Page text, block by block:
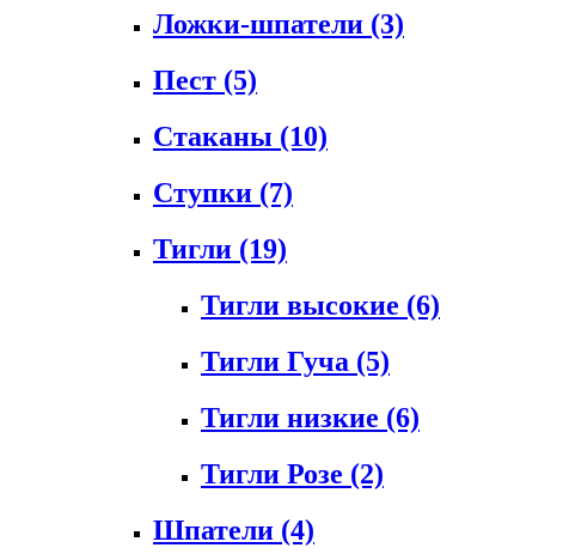
Ложки-шпатели (3)
Пест (5)
Стаканы (10)
Ступки (7)
Тигли (19)
Тигли высокие (6)
Тигли Гуча (5)
Тигли низкие (6)
Тигли Розе (2)
Шпатели (4)